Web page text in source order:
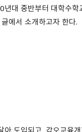
대 중반부터 대학수학
에서 소개하고자 한다.
도입되고, 갑오교육